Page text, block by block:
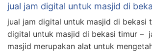
jual jam digital untuk masjid di
jual jam digital untuk masjid di bekasi
digital untuk masjid di bekasi timur –
masjid merupakan alat untuk